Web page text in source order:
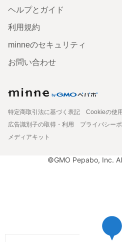
ヘルプとガイド
利用規約
minneのセキュリティ
お問い合わせ
特定商取引法に基づく表記
Cookieの使
広告識別子の取得・利用
プライバシー
メディアキット
©GMO Pepabo, Inc.